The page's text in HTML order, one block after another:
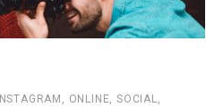
INSTAGRAM , ONLINE, SOCIAL,